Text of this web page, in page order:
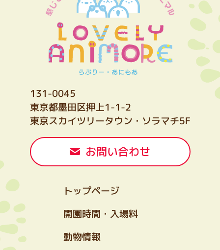
131-0045
東京都墨田区押上1-1-2
東京スカイツリータウン・ソラマチ5F
お問い合わせ
トップページ
開園時間・入場料
動物情報